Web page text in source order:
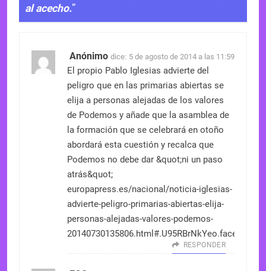
al acecho.”
Anónimo dice: 5 de agosto de 2014 a las 11:59
El propio Pablo Iglesias advierte del
peligro que en las primarias abiertas se
elija a personas alejadas de los valores
de Podemos y añade que la asamblea de
la formación que se celebrará en otoño
abordará esta cuestión y recalca que
Podemos no debe dar &quot;ni un paso
atrás&quot;
europapress.es/nacional/noticia-iglesias-
advierte-peligro-primarias-abiertas-elija-
personas-alejadas-valores-podemos-
20140730135806.html#.U95RBrNkYeo.facebook
RESPONDER